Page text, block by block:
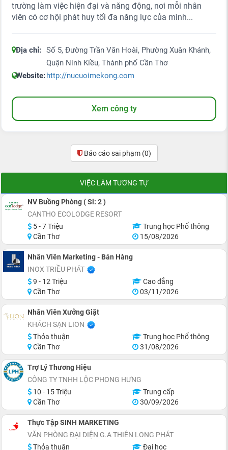
trường làm việc hiện đại và năng động, nơi mỗi nhân
viên có cơ hội phát huy tối đa năng lực của mình...
Địa chỉ: Số 5, Đường Trần Văn Hoài, Phường Xuân Khánh,
Quận Ninh Kiều, Thành phố Cần Thơ
Website:http://nucuoimekong.com
Xem công ty
Báo cáo sai phạm (0)
VIỆC LÀM TƯƠNG TỰ
NV Buồng Phòng ( Sl: 2 )
CANTHO ECOLODGE RESORT
5 - 7 Triệu
Trung học Phổ thông
Cần Thơ
15/08/2026
Nhân Viên Marketing - Bán Hàng
INOX TRIỀU PHÁT
9 - 12 Triệu
Cao đẳng
Cần Thơ
03/11/2026
Nhân Viên Xưởng Giặt
KHÁCH SẠN LION
Thỏa thuận
Trung học Phổ thông
Cần Thơ
31/08/2026
Trợ Lý Thương Hiệu
CÔNG TY TNHH LỘC PHONG HƯNG
10 - 15 Triệu
Trung cấp
Cần Thơ
30/09/2026
Thực Tập SINH MARKETING
VĂN PHÒNG ĐẠI DIỆN G.A THIÊN LONG PHÁT
Thỏa thuận
Đại học